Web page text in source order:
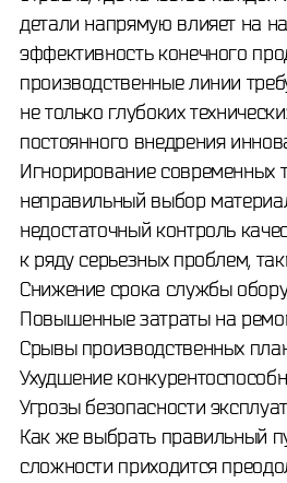
детали напрямую влияет на
эффективность конечного
производственные линии
не только глубоких
постоянного внедрения
Игнорирование современных
неправильный выбор
недостаточный контроль
к ряду серьезных проблем,
Снижение срока службы
Повышенные затраты на
Срывы производственных
Ухудшение
Угрозы безопасности
Как же выбрать правильный
сложности приходится